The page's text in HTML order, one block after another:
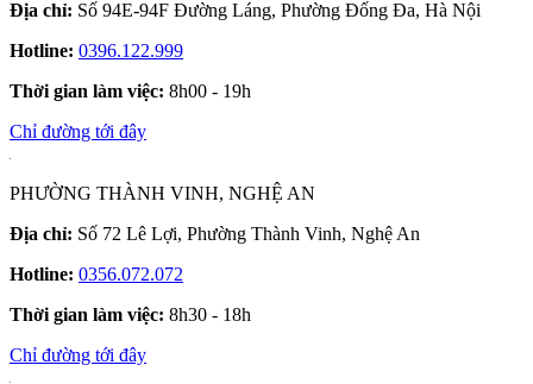
Địa chỉ: Số 94E-94F Đường Láng, Phường Đống Đa, Hà Nội
Hotline: 0396.122.999
Thời gian làm việc: 8h00 - 19h
Chỉ đường tới đây
PHƯỜNG THÀNH VINH, NGHỆ AN
Địa chỉ: Số 72 Lê Lợi, Phường Thành Vinh, Nghệ An
Hotline: 0356.072.072
Thời gian làm việc: 8h30 - 18h
Chỉ đường tới đây